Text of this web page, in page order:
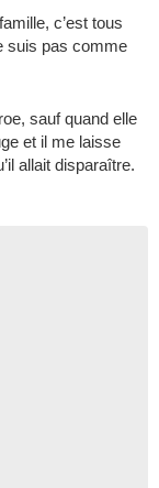
c’est tous
suis pas comme
sauf quand elle
et il me laisse
allait disparaître.